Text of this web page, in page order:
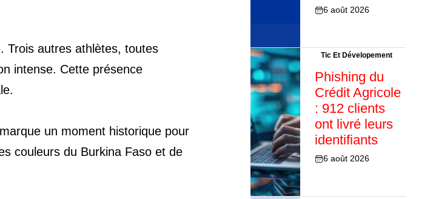
Trois autres athlètes, toutes
intense. Cette présence
un moment historique pour
couleurs du Burkina Faso et de
6 août 2026
Tic Et Dévelopement
Phishing du
Crédit Agricole
: 912 clients
ont livré leurs
identifiants
6 août 2026